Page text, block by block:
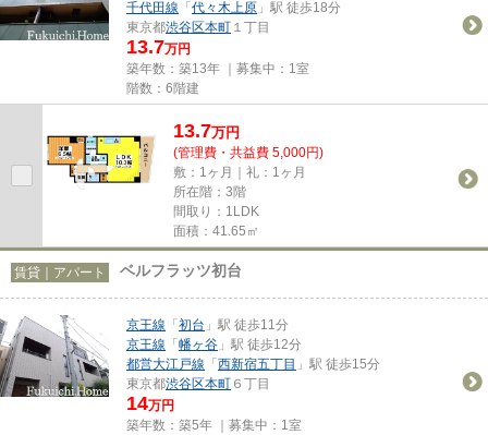
千代田線 「代々木上原 」駅 徒歩18分
東京都渋谷区本町 １丁目
13.7万円
築年数：築13年 ｜募集中： 1室
階数：6階建
13.7万円
(管理費・共益費 5,000円)
敷：1ヶ月｜礼：1ヶ月
所在階：3階
間取り：1LDK
面積：41.65㎡
賃貸｜アパート ベルフラッツ初台
京王線 「初台 」駅 徒歩11分
京王線 「幡ヶ谷 」駅 徒歩12分
都営大江戸線 「西新宿五丁目 」駅 徒歩15分
東京都渋谷区本町 ６丁目
14万円
築年数：築5年 ｜募集中： 1室